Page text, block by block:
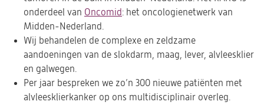
onderdeel van Oncomid(opent
een
nieuwe
: het oncologienetwerk van
Midden-Nederland.
Wij behandelen de complexe en zeldzame
aandoeningen van de slokdarm, maag, lever, alvleesklier
en galwegen.
Per jaar bespreken we zo’n 300 nieuwe patiënten met
alvleesklierkanker op ons multidisciplinair overleg.